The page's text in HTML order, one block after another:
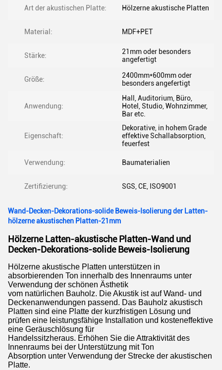
Art der akustischen Platte: Hölzerne akustische Platten
Material: MDF+PET
Stärke:
21mm oder besonders
angefertigt
Größe:
2400mm*600mm oder
besonders angefertigt
Anwendung:
Hall, Auditorium, Büro,
Hotel, Studio, Wohnzimmer,
Bar etc.
Eigenschaft:
Dekorative, in hohem Grade
effektive Schallabsorption,
feuerfest
Verwendung: Baumaterialien
Zertifizierung: SGS, CE, ISO9001
Wand-Decken-Dekorations-solide Beweis-Isolierung der Latten-
hölzerne akustischen Platten-21mm
Hölzerne Latten-akustische Platten-Wand und
Decken-Dekorations-solide Beweis-Isolierung
Hölzerne akustische Platten unterstützen in
absorbierenden Ton innerhalb des Innenraums unter
Verwendung der schönen Ästhetik
vom natürlichen Bauholz. Die Akustik ist auf Wand- und
Deckenanwendungen passend. Das Bauholz akustisch
Platten sind eine Platte der kurzfristigen Lösung und
prüfen eine leistungsfähige Installation und kosteneffektive
eine Geräuschlösung für
Handelssitzheraus. Erhöhen Sie die Attraktivität des
Innenraums bei der Unterstützung mit Ton
Absorption unter Verwendung der Strecke der akustischen
Platte.